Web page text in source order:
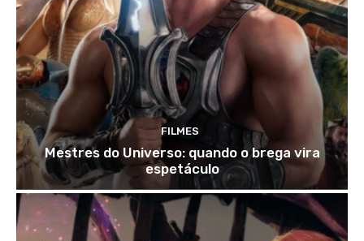
FILMES
Mestres do Universo: quando o brega vira
espetáculo